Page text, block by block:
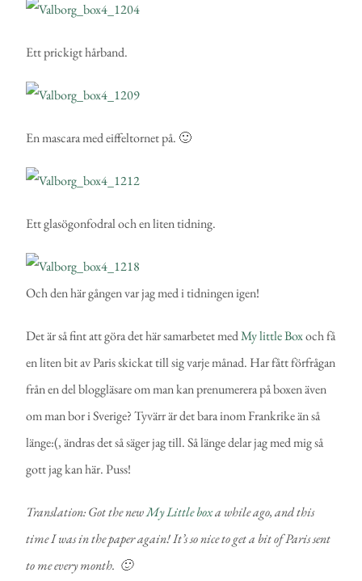
Ett prickigt hårband.
En mascara med eiffeltornet på. 🙂
Ett glasögonfodral och en liten tidning.
Och den här gången var jag med i tidningen igen!
Det är så fint att göra det här samarbetet medMy little Boxoch få
en liten bit av Paris skickat till sig varje månad. Har fått förfrågan
från en del bloggläsare om man kan prenumerera på boxen även
om man bor i Sverige? Tyvärr är det bara inom Frankrike än så
länge:(, ändras det så säger jag till. Så länge delar jag med mig så
gott jag kan här. Puss!
Translation: Got the newMy Little boxa while ago, and this
time I was in the paper again! It’s so nice to get a bit of Paris sent
to me every month. 🙂